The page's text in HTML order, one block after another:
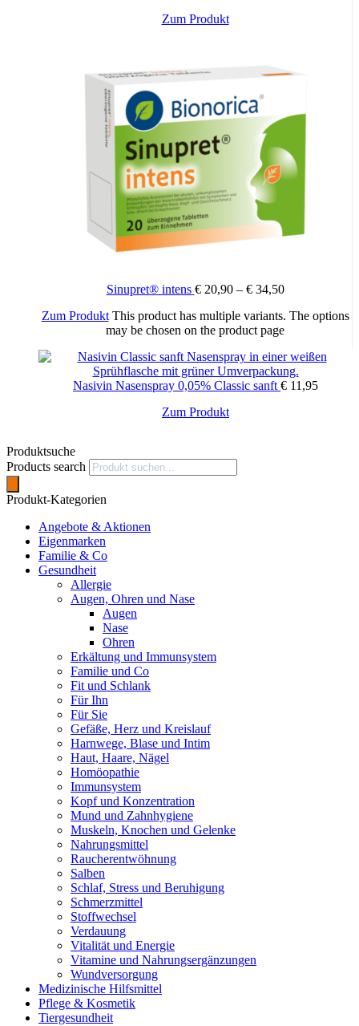
Zum Produkt
Sinupret® intens €20,90– €34,50
Zum Produkt This product has multiple variants. The options
may be chosen on the product page
Nasivin Nasenspray 0,05% Classic sanft€ 11,95
Zum Produkt
Produktsuche
Products search
Produkt-Kategorien
Angebote & Aktionen
Eigenmarken
Familie & Co
Gesundheit
Allergie
Augen, Ohren und Nase
Augen
Nase
Ohren
Erkältung und Immunsystem
Familie und Co
Fit und Schlank
Für Ihn
Für Sie
Gefäße, Herz und Kreislauf
Harnwege, Blase und Intim
Haut, Haare, Nägel
Homöopathie
Immunsystem
Kopf und Konzentration
Mund und Zahnhygiene
Muskeln, Knochen und Gelenke
Nahrungsmittel
Raucherentwöhnung
Salben
Schlaf, Stress und Beruhigung
Schmerzmittel
Stoffwechsel
Verdauung
Vitalität und Energie
Vitamine und Nahrungsergänzungen
Wundversorgung
Medizinische Hilfsmittel
Pflege & Kosmetik
Tiergesundheit